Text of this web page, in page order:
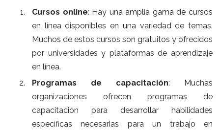
Cursos online: Hay una amplia gama de cursos
en línea disponibles en una variedad de temas.
Muchos de estos cursos son gratuitos y ofrecidos
por universidades y plataformas de aprendizaje
en línea.
Programas de capacitación: Muchas
organizaciones ofrecen programas de
capacitación para desarrollar habilidades
específicas necesarias para un trabajo en